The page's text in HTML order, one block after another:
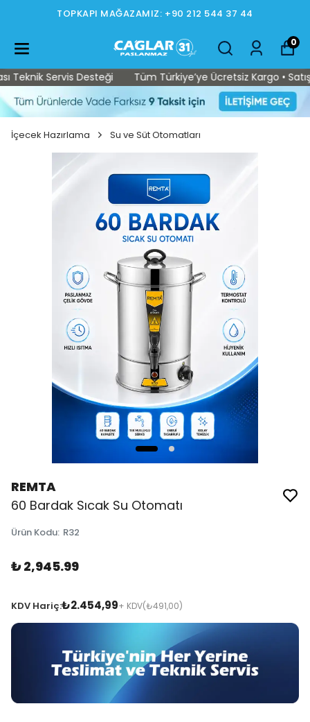
TOPKAPI MAĞAZAMIZ: +90 212 544 37 44
0
Servis Desteği Tüm Türkiye’ye Ücretsiz Kargo • Satış
İçecek Hazırlama Su ve Süt Otomatları
REMTA
60 Bardak Sıcak Su Otomatı
Ürün Kodu: R32
₺ 2,945.99
KDV Hariç:₺2.454,99+ KDV(₺491,00)